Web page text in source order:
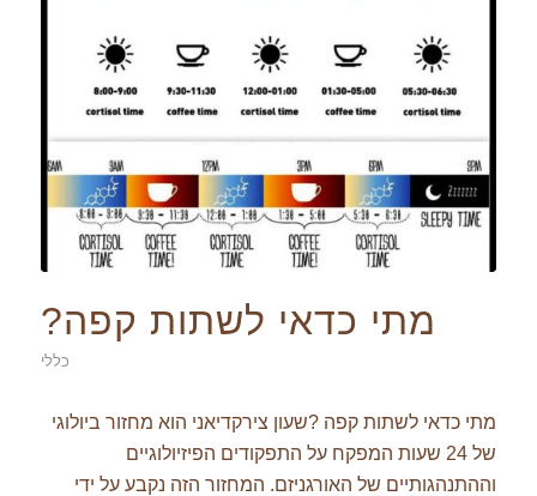
מתי כדאי לשתות קפה?
כללי
מתי כדאי לשתות קפה ?שעון צירקדיאני הוא מחזור ביולוגי
של 24 שעות המפקח על התפקודים הפיזיולוגיים
וההתנהגותיים של האורגניזם. המחזור הזה נקבע על ידי